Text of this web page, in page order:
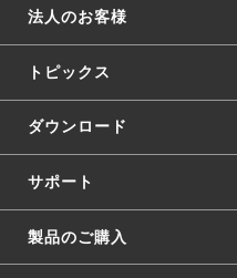
法人のお客様
トピックス
ダウンロード
サポート
製品のご購入